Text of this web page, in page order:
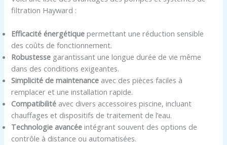
filtration Hayward :
Efficacité énergétique permettant une réduction sensible
des coûts de fonctionnement.
Robustesse garantissant une longue durée de vie même
dans des conditions exigeantes.
Simplicité de maintenance avec des pièces faciles à
remplacer et une installation rapide.
Compatibilité avec divers accessoires piscine, incluant
chauffages et dispositifs de traitement de l’eau.
Technologie avancée intégrant souvent des options de
contrôle à distance ou automatisées.